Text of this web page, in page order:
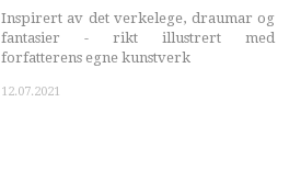
Inspirert av det verkelege, draumar og
fantasier - rikt illustrert med
forfatterens egne kunstverk
12.07.2021